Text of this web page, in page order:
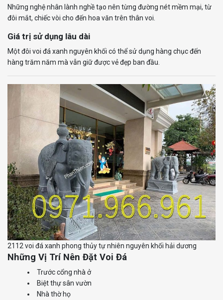
Những nghệ nhân lành nghề tạo nên từng đường nét mềm mại, từ
đôi mắt, chiếc vòi cho đến hoa văn trên thân voi.
Giá trị sử dụng lâu dài
Một đôi voi đá xanh nguyên khối có thể sử dụng hàng chục đến
hàng trăm năm mà vẫn giữ được vẻ đẹp ban đầu.
2112 voi đá xanh phong thủy tự nhiên nguyên khối hải dương
Những Vị Trí Nên Đặt Voi Đá
Trước cổng nhà ở
Biệt thự sân vườn
Nhà thờ họ